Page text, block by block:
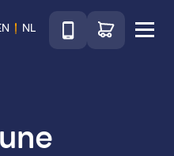
NL
TéléphoneAccéder au shop